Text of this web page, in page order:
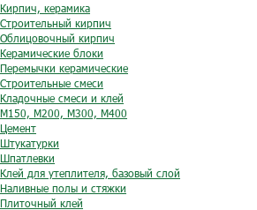
Кирпич, керамика
Строительный кирпич
Облицовочный кирпич
Керамические блоки
Перемычки керамические
Строительные смеси
Кладочные смеси и клей
М150, М200, М300, М400
Цемент
Штукатурки
Шпатлевки
Клей для утеплителя, базовый слой
Наливные полы и стяжки
Плиточный клей